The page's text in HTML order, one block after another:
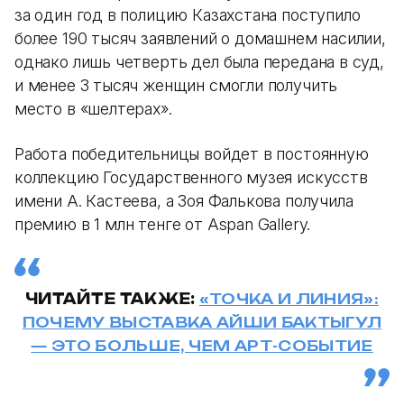
за один год в полицию Казахстана поступило
более 190 тысяч заявлений о домашнем насилии,
однако лишь четверть дел была передана в суд,
и менее 3 тысяч женщин смогли получить
место в «шелтерах».
Работа победительницы войдет в постоянную
коллекцию Государственного музея искусств
имени А. Кастеева, а Зоя Фалькова получила
премию в 1 млн тенге от Aspan Gallery.
ЧИТАЙТЕ ТАКЖЕ: «ТОЧКА И ЛИНИЯ»:
ПОЧЕМУ ВЫСТАВКА АЙШИ БАКТЫГУЛ
— ЭТО БОЛЬШЕ, ЧЕМ АРТ-СОБЫТИЕ